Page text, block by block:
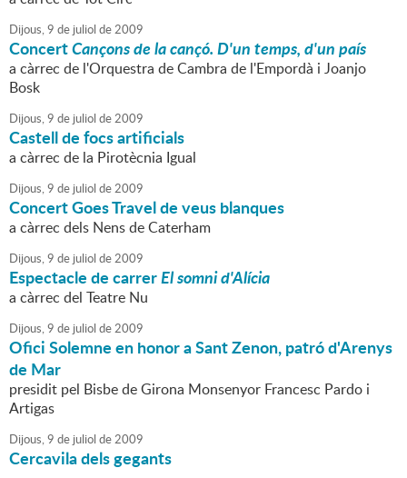
Dijous,9 de juliol de2009
ConcertCançons de la cançó. D'un temps, d'un país
a càrrec de l'Orquestra de Cambra de l'Empordà i Joanjo
Bosk
Dijous,9 de juliol de2009
Castell de focs artificials
a càrrec de la Pirotècnia Igual
Dijous,9 de juliol de2009
Concert Goes Travel de veus blanques
a càrrec dels Nens de Caterham
Dijous,9 de juliol de2009
Espectacle de carrerEl somni d'Alícia
a càrrec del Teatre Nu
Dijous,9 de juliol de2009
Ofici Solemne en honor a Sant Zenon, patró d'Arenys
de Mar
presidit pel Bisbe de Girona Monsenyor Francesc Pardo i
Artigas
Dijous,9 de juliol de2009
Cercavila dels gegants